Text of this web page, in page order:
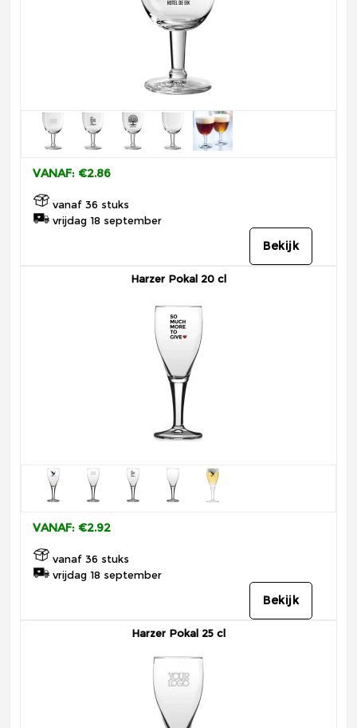
VANAF: €2.86
vanaf 36 stuks
vrijdag 18 september
Bekijk
Harzer Pokal 20 cl
VANAF: €2.92
vanaf 36 stuks
vrijdag 18 september
Bekijk
Harzer Pokal 25 cl